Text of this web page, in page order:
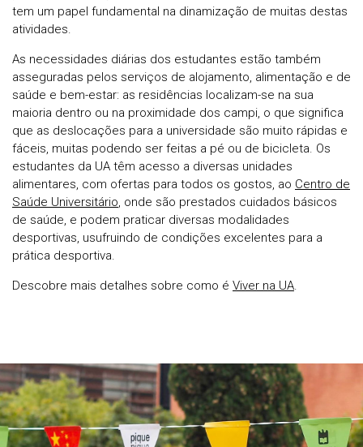
tem um papel fundamental na dinamização de muitas destas
atividades.
As necessidades diárias dos estudantes estão também
asseguradas pelos serviços de alojamento, alimentação e de
saúde e bem-estar: as residências localizam-se na sua
maioria dentro ou na proximidade dos campi, o que significa
que as deslocações para a universidade são muito rápidas e
fáceis, muitas podendo ser feitas a pé ou de bicicleta. Os
estudantes da UA têm acesso a diversas unidades
alimentares, com ofertas para todos os gostos, ao Centro de
Saúde Universitário, onde são prestados cuidados básicos
de saúde, e podem praticar diversas modalidades
desportivas, usufruindo de condições excelentes para a
prática desportiva.
Descobre mais detalhes sobre como é Viver na UA.